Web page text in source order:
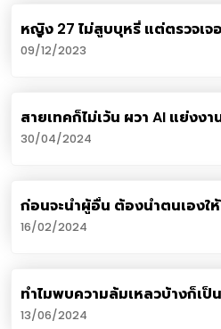
หญิง 27 ไม่สูบบุหรี่ แต่ตรวจเจ
- น้ำหนักลด 4 โล
09/12/2023
สายเทคก็ไม่เว้น ผวา AI แย่งงา
30/04/2024
ก่อนจะนำผู้อื่น ต้องนำตนเองใ
16/02/2024
ทำไมพบความล้มเหลวบ้างก็เป็
13/06/2024